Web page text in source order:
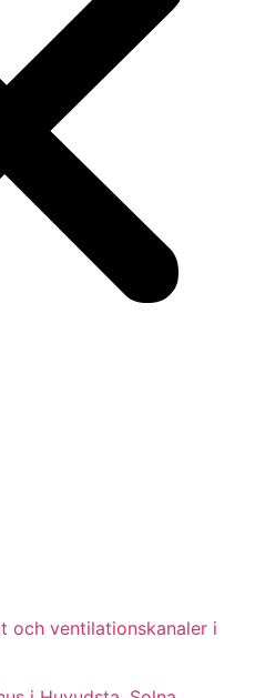
och ventilationskanaler i